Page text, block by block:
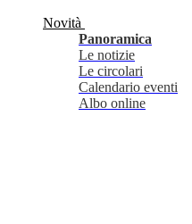
Novità
Panoramica
Le notizie
Le circolari
Calendario eventi
Albo online